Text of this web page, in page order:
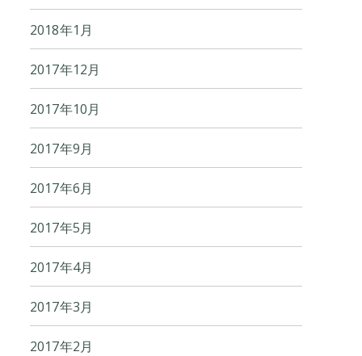
2018年1月
2017年12月
2017年10月
2017年9月
2017年6月
2017年5月
2017年4月
2017年3月
2017年2月